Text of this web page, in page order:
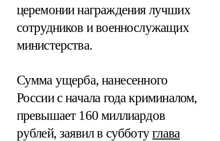
церемонии награждения лучших
сотрудников и военнослужащих
министерства.
Сумма ущерба, нанесенного
России с начала года криминалом,
превышает 160 миллиардов
рублей, заявил в субботуглава